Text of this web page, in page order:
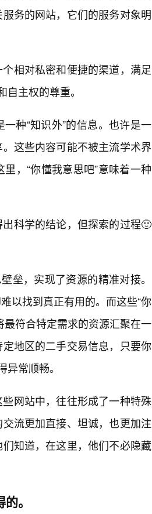
务的网站，它们的服务对象明
相对私密和便捷的渠道，满足
主权的尊重。
种“知识外”的信息。也许是一
这些内容可能不被主流学术界
，“你懂我意思吧”意味着一种
科学的结论，但探索的过程🙂
垒，实现了资源的精准对接。
以找到真正有用的。而这些“你
符合特定需求的资源汇聚在一
地区的二手交易信息，只要你
常顺畅。
网站中，往往形成了一种特殊
流更加直接、坦诚，也更加注
知道，在这里，他们不必隐藏
。